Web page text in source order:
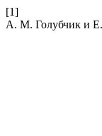
[1]
А. М. Голубчик и